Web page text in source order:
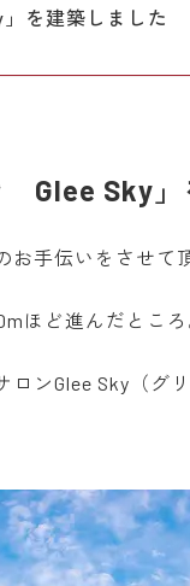
を建築しました
Glee Sky」
手伝いをさせて
ほど進んだところ
ンGlee Sky（グ